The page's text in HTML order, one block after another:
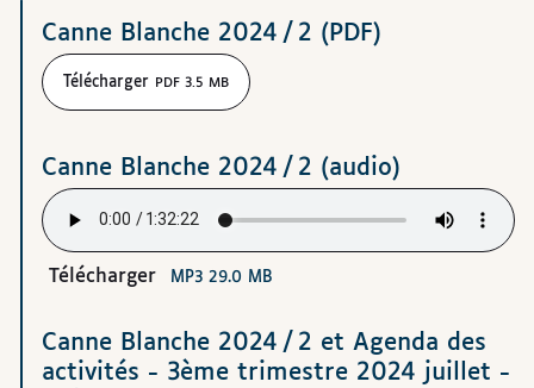
Téléchargements
Canne Blanche 2024 / 2 (PDF)
Télécharger PDF 3.5 MB
Canne Blanche 2024 / 2 (audio)
Télécharger MP3 29.0 MB
Canne Blanche 2024 / 2 et Agenda des
activités - 3ème trimestre 2024 juillet -